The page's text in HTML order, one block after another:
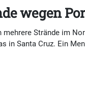
wegen
mehrere Strände im
in Santa Cruz. Ein